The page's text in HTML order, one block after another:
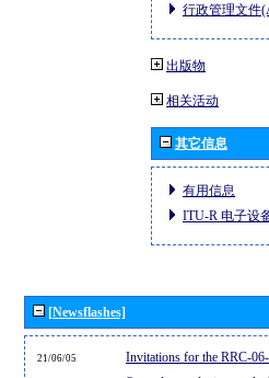
行政管理文件
出版物
相关活动
其它信息
有用信息
ITU-R 电子设
[Newsflashes]
21/06/05 Invitations for the RRC-06-